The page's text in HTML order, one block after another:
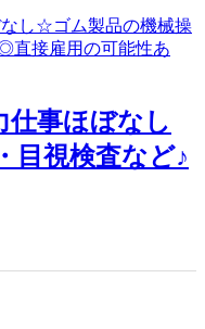
仕事ほぼなし
目視検査など♪